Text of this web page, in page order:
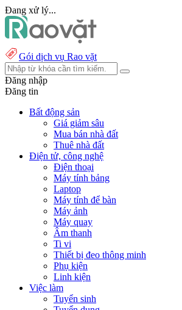
Đang xử lý...
Gói dịch vụ Rao vặt
Đăng nhập
Đăng tin
Bất động sản
Giá giảm sâu
Mua bán nhà đất
Thuê nhà đất
Điện tử, công nghệ
Điện thoại
Máy tính bảng
Laptop
Máy tính để bàn
Máy ảnh
Máy quay
Âm thanh
Ti vi
Thiết bị đeo thông minh
Phụ kiện
Linh kiện
Việc làm
Tuyển sinh